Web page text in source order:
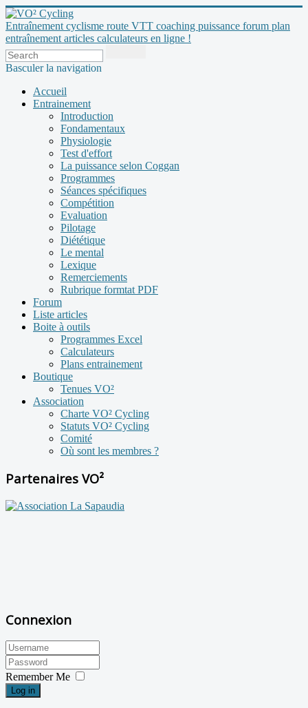
Entraînement cyclisme route VTT coaching puissance forum plan
entraînement articles calculateurs en ligne !
Basculer la navigation
Accueil
Entrainement
Introduction
Fondamentaux
Physiologie
Test d'effort
La puissance selon Coggan
Programmes
Séances spécifiques
Compétition
Evaluation
Pilotage
Diététique
Le mental
Lexique
Remerciements
Rubrique formtat PDF
Forum
Liste articles
Boite à outils
Programmes Excel
Calculateurs
Plans entrainement
Boutique
Tenues VO²
Association
Charte VO² Cycling
Statuts VO² Cycling
Comité
Où sont les membres ?
Partenaires VO²
Connexion
Remember Me
Log in